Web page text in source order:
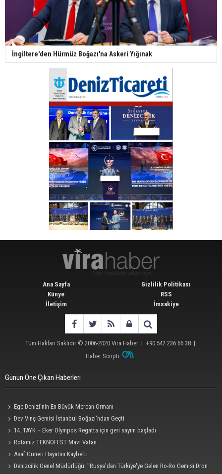
İngiltere'den Hürmüz Boğazı'na Askeri Yığınak
Ana Sayfa
Künye
İletişim
Gizlilik Politikası
RSS
İmsakiye
Tüm Hakları Saklıdır © 2006-2020 Vira Haber | +90 542 236 66 38 |
Haber Scripti
Günün Öne Çıkan Haberleri
Ege Denizi’nin En Büyük Mercan Ormanı
Dev Vinç Gemisi İstanbul Boğazı'ndan Geçti
14. TAYK – Eker Olympos Regatta için geri sayım başladı
Rotamız TEKNOFEST Mavi Vatan
Asaf Güneri Hayatını Kaybetti
Denizcilik Genel Müdürlüğü: "Rusya'dan Türkiye'ye Gelen Ro-Ro Gemisi Dron